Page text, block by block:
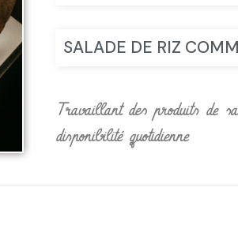
SALADE DE RIZ
Travaillant des produits de
disponibilité quotidienne